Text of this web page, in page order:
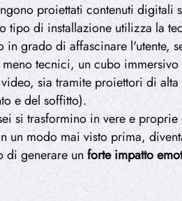
proiettati contenuti digitali
tipo di installazione utilizza la
grado di affascinare l'utente,
tecnici, un cubo
sia tramite proiettori di
e del soffitto).
si trasformino in vere e proprie
modo mai visto prima,
di generare unforte impatto